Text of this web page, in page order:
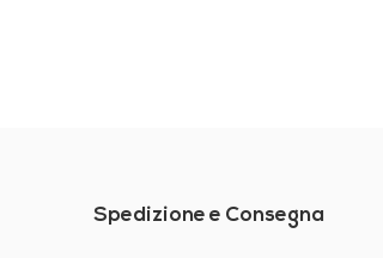
Spedizione e Consegna